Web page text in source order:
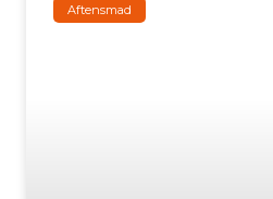
Aftensmad